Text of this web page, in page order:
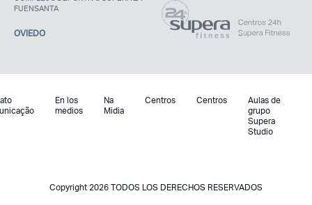
FUENSANTA
OVIEDO
En los
medios
Na
Midia
Centros Centros
Aulas de
grupo
Supera
Studio
Copyright 2026 TODOS LOS DERECHOS RESERVADOS